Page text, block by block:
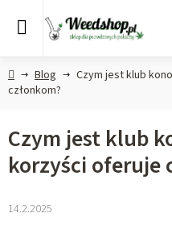
HomeBlog
Czym jest klub
członkom?
Czym jest klub
korzyści oferuje
14.2.2025